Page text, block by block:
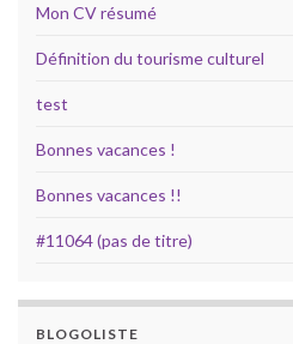
Mon CV résumé
Définition du tourisme culturel
test
Bonnes vacances !
Bonnes vacances !!
#11064 (pas de titre)
BLOGOLISTE